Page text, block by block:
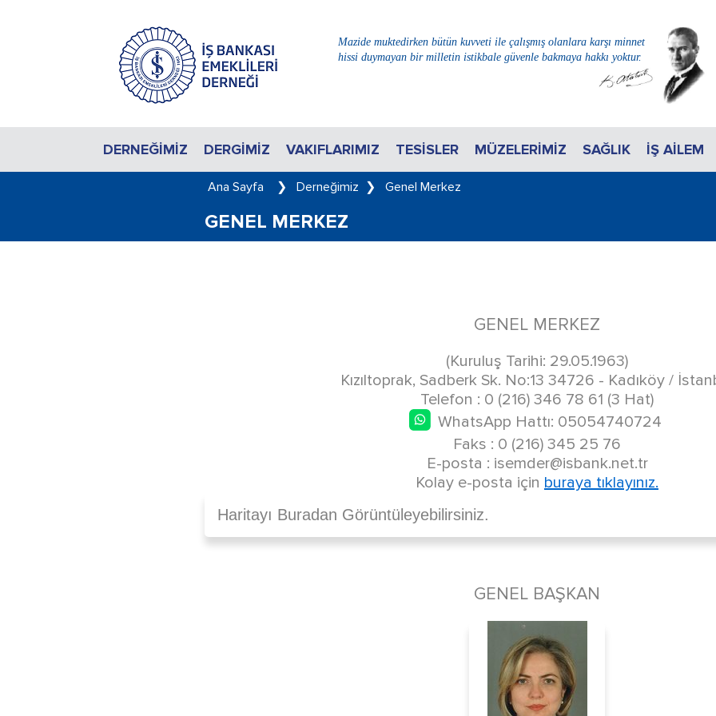
Mazide muktedirken bütün kuvveti ile çalışmış olanlara karşı minnet
hissi duymayan bir milletin istikbale güvenle bakmaya hakkı yoktur.
DERNEĞIMIZ DERGIMIZ VAKIFLARIMIZ TESISLER MÜZELERIMIZ SAĞLIK İŞ AİLEM
Ana Sayfa ❯ Derneğimiz ❯ Genel Merkez
GENEL MERKEZ
GENEL MERKEZ
(Kuruluş Tarihi: 29.05.1963)
Kızıltoprak, Sadberk Sk. No:13 34726 - Kadıköy /
Telefon : 0 (216) 346 78 61 (3 Hat)
WhatsApp Hattı: 05054740724
Faks : 0 (216) 345 25 76
E-posta : isemder@isbank.net.tr
Kolay e-posta için buraya tıklayınız.
Haritayı Buradan Görüntüleyebilirsiniz.
GENEL BAŞKAN